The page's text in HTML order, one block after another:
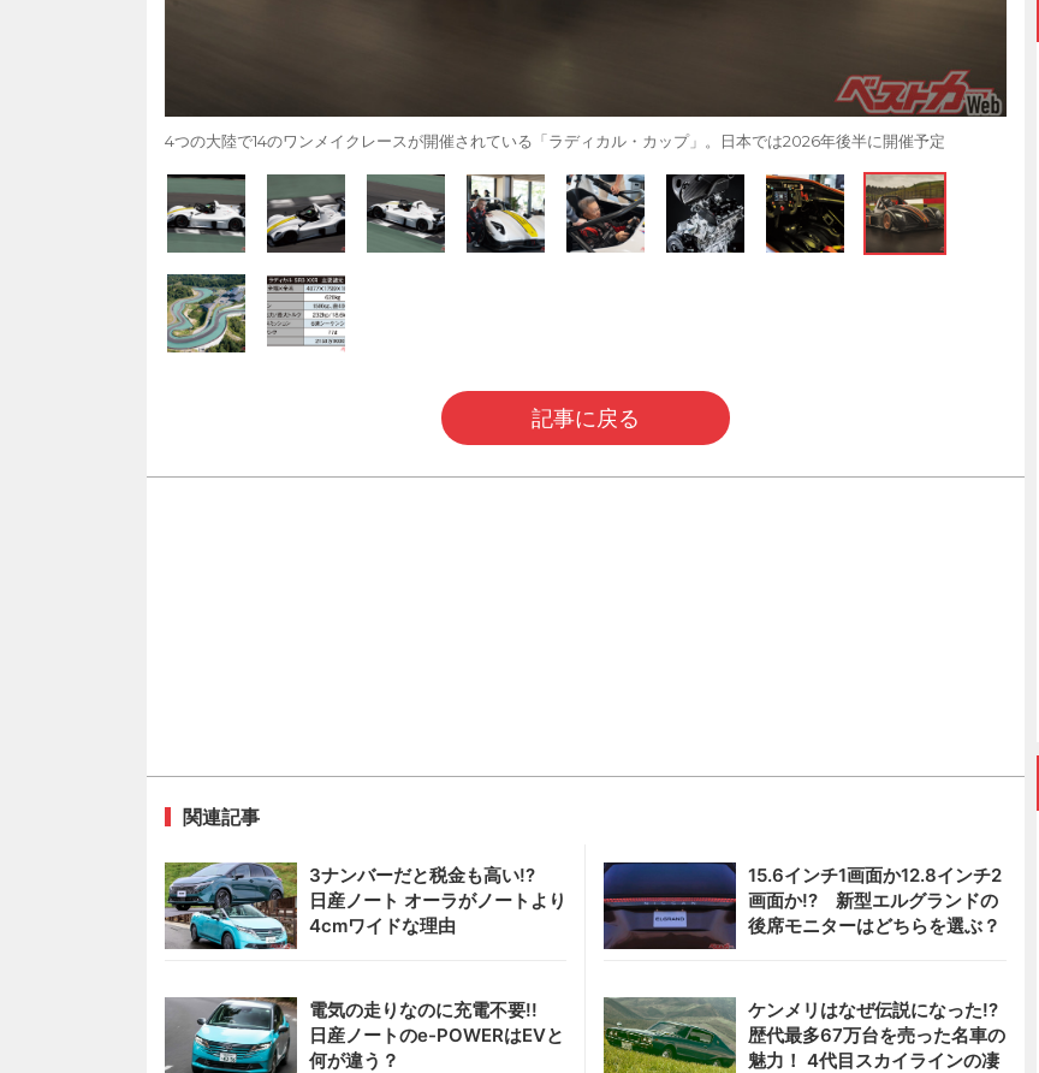
4つの大陸で14のワンメイクレースが開催されている「ラディカル・カップ」。日本では2026年後半に開催予定
記事に戻る
関連記事
3ナンバーだと税金も高い!?
日産ノート オーラがノートより
4cmワイドな理由
15.6インチ1画面か12.8インチ2
画面か!? 新型エルグランドの
後席モニターはどちらを選ぶ？
電気の走りなのに充電不要!!
日産ノートのe-POWERはEVと
何が違う？
ケンメリはなぜ伝説になった!?
歴代最多67万台を売った名車の
魅力！ 4代目スカイラインの凄